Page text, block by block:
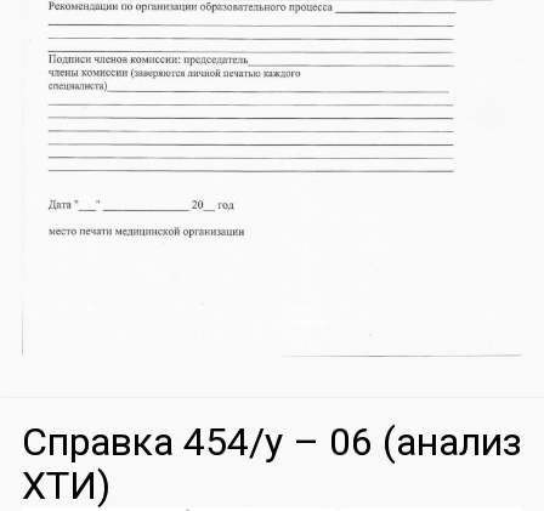
Справка 454/у – 06 (анализ
ХТИ)